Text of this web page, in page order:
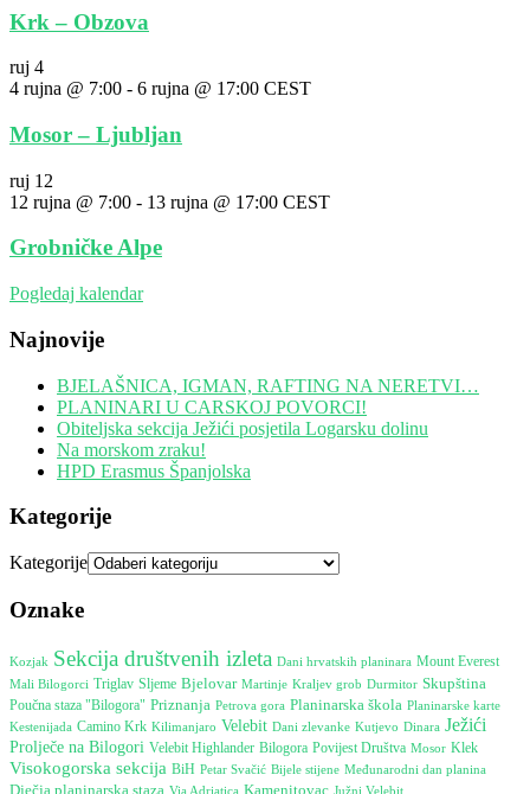
Krk – Obzova
ruj 4
4 rujna @ 7:00 - 6 rujna @ 17:00 CEST
Mosor – Ljubljan
ruj 12
12 rujna @ 7:00 - 13 rujna @ 17:00 CEST
Grobničke Alpe
Pogledaj kalendar
Najnovije
BJELAŠNICA, IGMAN, RAFTING NA NERETVI…
PLANINARI U CARSKOJ POVORCI!
Obiteljska sekcija Ježići posjetila Logarsku dolinu
Na morskom zraku!
HPD Erasmus Španjolska
Kategorije
Kategorije
Oznake
Kozjak Sekcija društvenih izleta Dani hrvatskih planinara Mount Everest
Mali Bilogorci Triglav Sljeme Bjelovar Martinje Kraljev grob Durmitor Skupština
Poučna staza "Bilogora" Priznanja Petrova gora Planinarska škola Planinarske karte
Kestenijada Camino Krk Kilimanjaro Velebit Dani zlevanke Kutjevo Dinara Ježići
Prolječe na Bilogori Velebit Highlander Bilogora Povijest Društva Mosor Klek
Visokogorska sekcija BiH Petar Svačić Bijele stijene Međunarodni dan planina
Dječja planinarska staza Via Adriatica Kamenitovac Južni Velebit